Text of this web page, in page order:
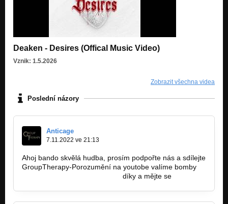
Deaken - Desires (Offical Music Video)
Vznik: 1.5.2026
Zobrazit všechna videa
Poslední názory
Anticage
7.11.2022 ve 21:13
Ahoj bando skvělá hudba, prosím podpořte nás a sdílejte
GroupTherapy-Porozumění na youtobe valíme bomby
díky a mějte se